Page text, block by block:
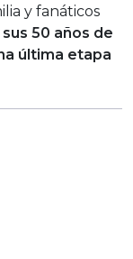
y fanáticos
50 años de
última etapa